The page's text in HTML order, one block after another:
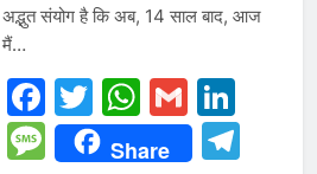
अद्भुत संयोग है कि अब, 14 साल बाद, आज
मैं…
Facebook
TwitterGmail
Message
Share